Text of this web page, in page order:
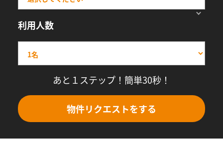
利用人数
あと１ステップ！簡単30秒！
物件リクエストをする